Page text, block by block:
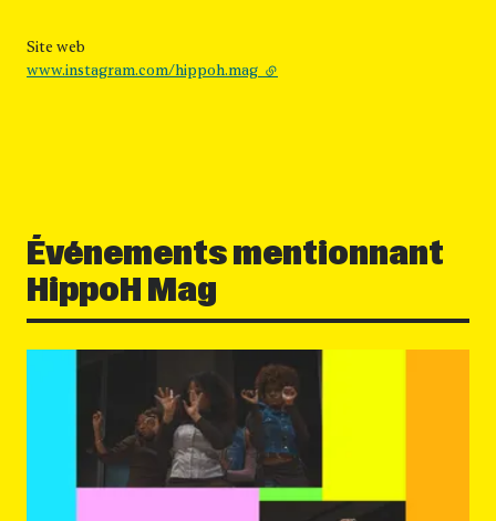
Site web
www.instagram.com/hippoh.mag - lien externe
Événements mentionnant
HippoH Mag